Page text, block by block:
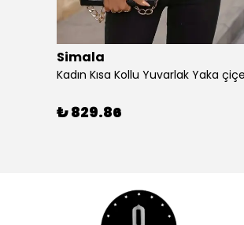
Simala
₺ 829.86